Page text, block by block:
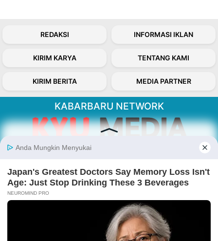
REDAKSI INFORMASI IKLAN
KIRIM KARYA TENTANG KAMI
KIRIM BERITA MEDIA PARTNER
KABARBARU NETWORK
Kabarbaru.co menyajikan berita aktual dan
inspiratif dari sudut pandang berbaik sangka
Follow Kabarbaru